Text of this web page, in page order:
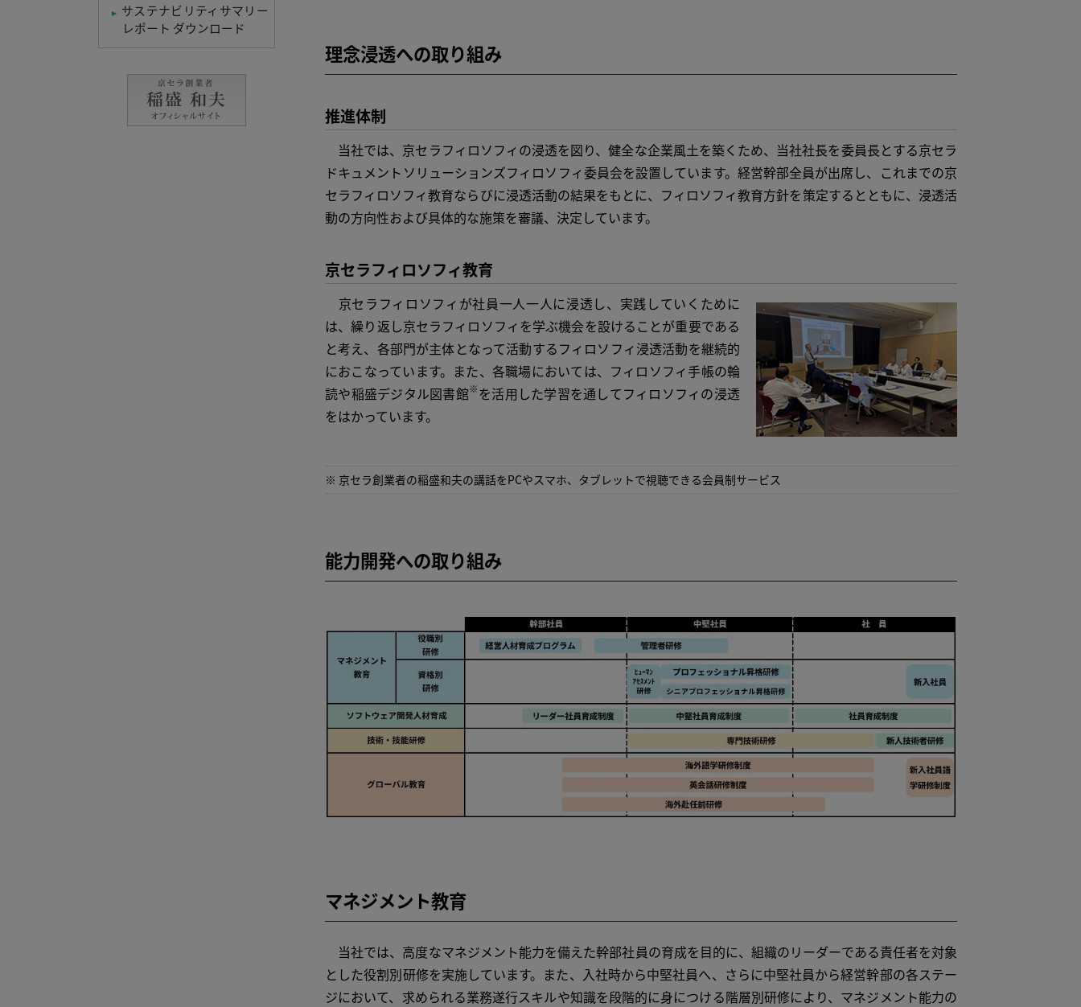
理念浸透への取り組み
推進体制
当社では、京セラフィロソフィの浸透を図り、健全な企業風土を築くため、当社社長を委員長とする京セラ
ドキュメントソリューションズフィロソフィ委員会を設置しています。経営幹部全員が出席し、これまでの京
セラフィロソフィ教育ならびに浸透活動の結果をもとに、フィロソフィ教育方針を策定するとともに、浸透活
動の方向性および具体的な施策を審議、決定しています。
京セラフィロソフィ教育
京セラフィロソフィが社員一人一人に浸透し、実践していくために
は、繰り返し京セラフィロソフィを学ぶ機会を設けることが重要である
と考え、各部門が主体となって活動するフィロソフィ浸透活動を継続的
におこなっています。また、各職場においては、フィロソフィ手帳の輪
読や稲盛デジタル図書館※を活用した学習を通してフィロソフィの浸透
をはかっています。
※ 京セラ創業者の稲盛和夫の講話をPCやスマホ、タブレットで視聴できる会員制サービス
能力開発への取り組み
マネジメント教育
当社では、高度なマネジメント能力を備えた幹部社員の育成を目的に、組織のリーダーである責任者を対象
とした役割別研修を実施しています。また、入社時から中堅社員へ、さらに中堅社員から経営幹部の各ステー
ジにおいて、求められる業務遂行スキルや知識を段階的に身につける階層別研修により、マネジメント能力の
サステナビリティサマリー
レポート ダウンロード